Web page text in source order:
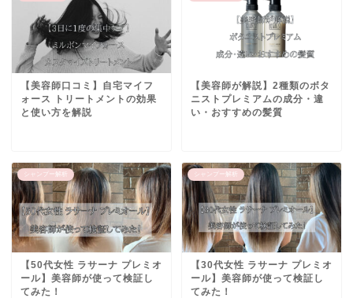
【美容師口コミ】自宅マイフ
ォース トリートメントの効果
と使い方を解説
【美容師が解説】2種類のボタ
ニストプレミアムの成分・違
い・おすすめの髪質
シャンプー解析
【50代女性 ラサーナ プレミオ
ール】美容師が使って検証し
てみた！
シャンプー解析
【30代女性 ラサーナ プレミオ
ール】美容師が使って検証し
てみた！